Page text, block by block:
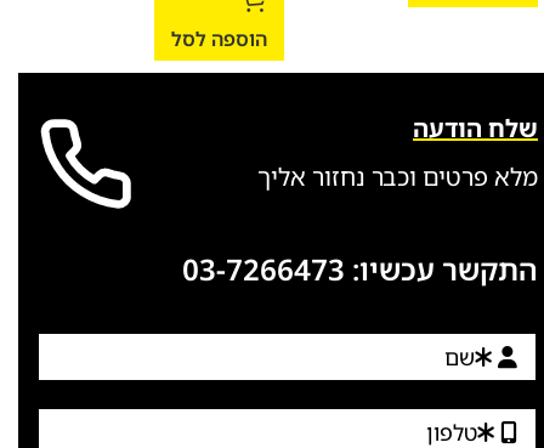
הוספה לסל
שלח הודעה
מלא פרטים וכבר נחזור אליך
התקשר עכשיו: 03-7266473